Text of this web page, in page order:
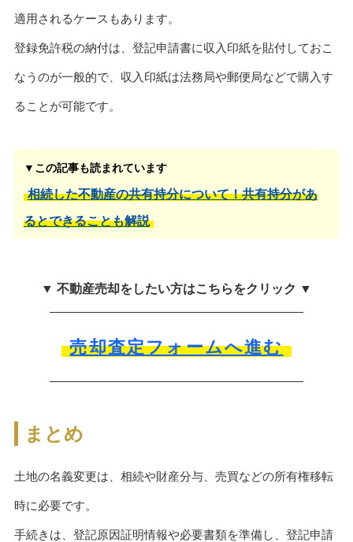
適用されるケースもあります。
登録免許税の納付は、登記申請書に収入印紙を貼付しておこ
なうのが一般的で、収入印紙は法務局や郵便局などで購入す
ることが可能です。
▼この記事も読まれています
相続した不動産の共有持分について！共有持分があ
るとできることも解説
▼ 不動産売却をしたい方はこちらをクリック ▼
売却査定フォームへ進む
まとめ
土地の名義変更は、相続や財産分与、売買などの所有権移転
時に必要です。
手続きは、登記原因証明情報や必要書類を準備し、登記申請